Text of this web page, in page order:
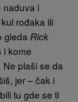
naduva i
rođaka ili
gleda Rick
kome
plaši se da
jer – čak i
tu gde se ti